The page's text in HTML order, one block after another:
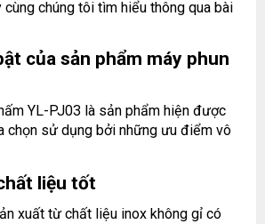
chúng tôi tìm hiểu thông qua bài
của sản phẩm máy phun
YL-PJ03 là sản phẩm hiện được
chọn sử dụng bởi những ưu điểm vô
liệu tốt
xuất từ chất liệu inox không gỉ có